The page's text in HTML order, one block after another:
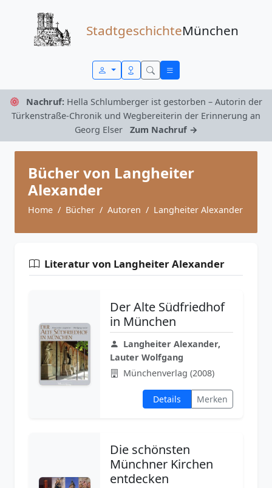
StadtgeschichteMünchen
Nachruf: Hella Schlumberger ist gestorben – Autorin der
Türkenstraße-Chronik und Wegbereiterin der Erinnerung an
Georg Elser
Zum Nachruf →
Bücher von Langheiter
Alexander
Home Bücher Autoren Langheiter Alexander
Literatur von Langheiter Alexander
Der Alte Südfriedhof
in München
Langheiter Alexander,
Lauter Wolfgang
Münchenverlag (2008)
Details Merken
Die schönsten
Münchner Kirchen
entdecken